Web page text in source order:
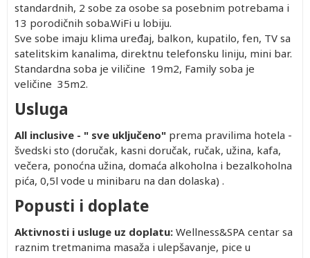
standardnih, 2 sobe za osobe sa posebnim potrebama i
13 porodičnih soba.WiFi u lobiju.
Sve sobe imaju klima uređaj, balkon, kupatilo, fen, TV sa
satelitskim kanalima, direktnu telefonsku liniju, mini bar.
Standardna soba je viličine 19m2, Family soba je
veličine 35m2.
Usluga
All inclusive - " sve uključeno" prema pravilima hotela -
švedski sto (doručak, kasni doručak, ručak, užina, kafa,
večera, ponoćna užina, domaća alkoholna i bezalkoholna
pića, 0,5l vode u minibaru na dan dolaska) .
Popusti i doplate
Aktivnosti i usluge uz doplatu: Wellness&SPA centar sa
raznim tretmanima masaža i ulepšavanje, pice u